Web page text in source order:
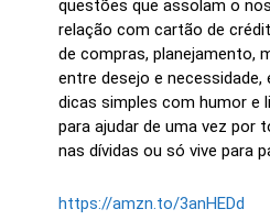
questões que assolam o
relação com cartão de
de compras, planejamento,
entre desejo e necessidade,
dicas simples com humor e
para ajudar de uma vez por
nas dívidas ou só vive para
https://amzn.to/3anHEDd